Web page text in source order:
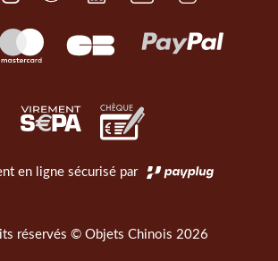
en ligne sécurisé par
réservés © Objets Chinois 2026